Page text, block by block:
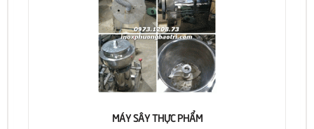
MÁY SÂY THỰC PHẨM